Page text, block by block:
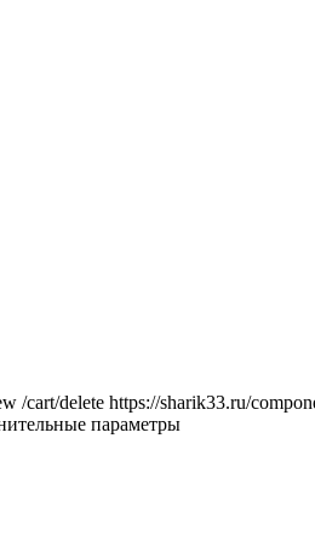
/cart/delete https://sharik33.ru/
параметры